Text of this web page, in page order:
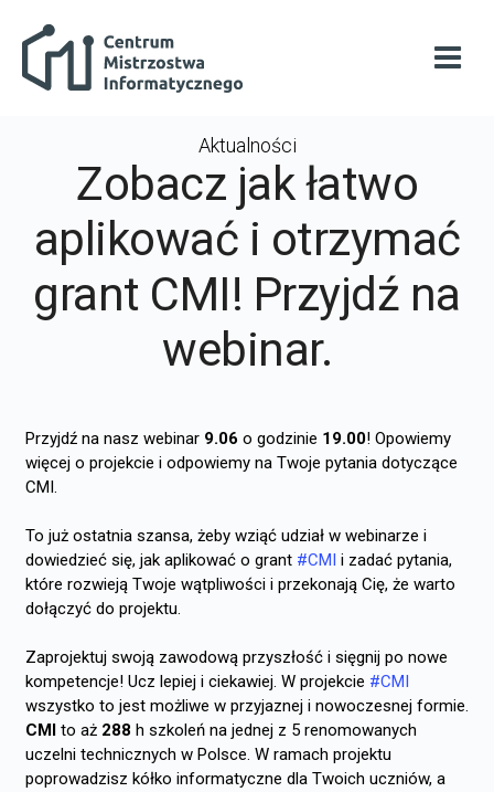
Aktualności
Zobacz jak łatwo
aplikować i otrzymać
grant CMI! Przyjdź na
webinar.
Przyjdź na nasz webinar 9.06 o godzinie 19.00! Opowiemy
więcej o projekcie i odpowiemy na Twoje pytania dotyczące
CMI.
To już ostatnia szansa, żeby wziąć udział w webinarze i
dowiedzieć się, jak aplikować o grant #CMI i zadać pytania,
które rozwieją Twoje wątpliwości i przekonają Cię, że warto
dołączyć do projektu.
Zaprojektuj swoją zawodową przyszłość i sięgnij po nowe
kompetencje! Ucz lepiej i ciekawiej. W projekcie #CMI
wszystko to jest możliwe w przyjaznej i nowoczesnej formie.
CMI to aż 288 h szkoleń na jednej z 5 renomowanych
uczelni technicznych w Polsce. W ramach projektu
poprowadzisz kółko informatyczne dla Twoich uczniów, a